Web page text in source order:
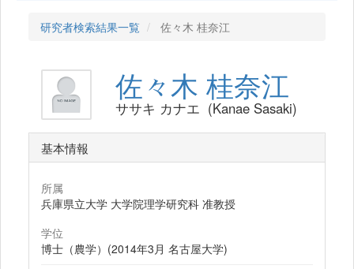
研究者検索結果一覧 佐々木 桂奈江
佐々木 桂奈江
ササキ カナエ (Kanae Sasaki)
基本情報
所属
兵庫県立大学 大学院理学研究科 准教授
学位
博士（農学）(2014年3月 名古屋大学)